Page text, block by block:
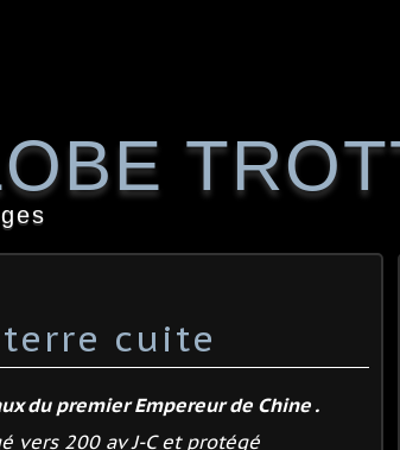
terre cuite
du premier Empereur de Chine .
vers 200 av J-C et protégé